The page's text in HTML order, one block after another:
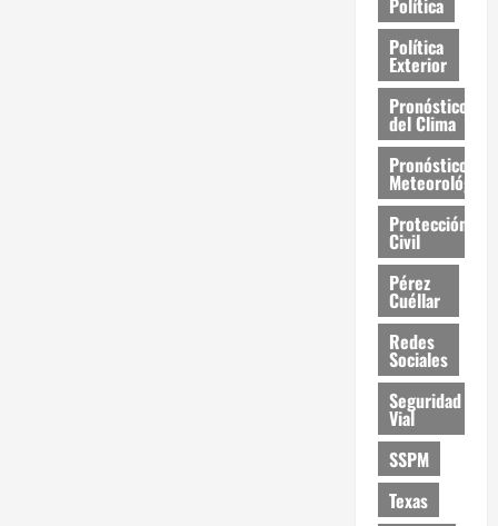
Política
Política
Exterior
Pronóstico
del Clima
Pronóstico
Meteorológico
Protección
Civil
Pérez
Cuéllar
Redes
Sociales
Seguridad
Vial
SSPM
Texas